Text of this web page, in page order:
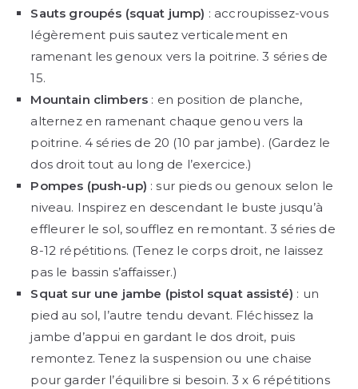
Sauts groupés (squat jump) : accroupissez-vous
légèrement puis sautez verticalement en
ramenant les genoux vers la poitrine. 3 séries de
15.
Mountain climbers : en position de planche,
alternez en ramenant chaque genou vers la
poitrine. 4 séries de 20 (10 par jambe). (Gardez le
dos droit tout au long de l’exercice.)
Pompes (push-up) : sur pieds ou genoux selon le
niveau. Inspirez en descendant le buste jusqu’à
effleurer le sol, soufflez en remontant. 3 séries de
8-12 répétitions. (Tenez le corps droit, ne laissez
pas le bassin s’affaisser.)
Squat sur une jambe (pistol squat assisté) : un
pied au sol, l’autre tendu devant. Fléchissez la
jambe d’appui en gardant le dos droit, puis
remontez. Tenez la suspension ou une chaise
pour garder l’équilibre si besoin. 3 x 6 répétitions